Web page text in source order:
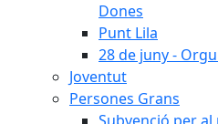
Dones
Punt Lila
28 de juny -
Joventut
Persones Grans